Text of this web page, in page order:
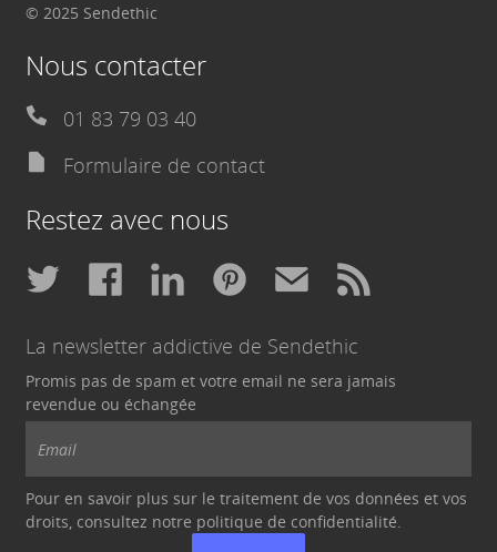
© 2025 Sendethic
Nous contacter
01 83 79 03 40
Formulaire de contact
Restez avec nous
La newsletter addictive de Sendethic
Promis pas de spam et votre email ne sera jamais
revendue ou échangée
Pour en savoir plus sur le traitement de vos données et vos
droits, consultez notre politique de confidentialité